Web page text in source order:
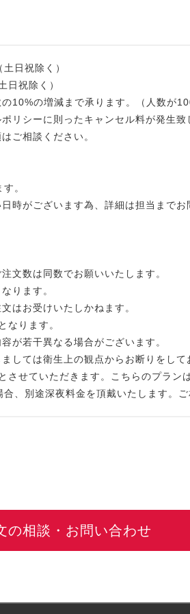
日祝除く）
日祝除く）
10%の増減まで承ります。（人数が
リシーに則ったキャンセル料が発生致
ご相談ください。
。
時がございます為、詳細は担当までお
文数は同数でお願いいたします。
ります。
はお受けいたしかねます。
なります。
が若干異なる場合がございます。
しては衛生上の観点からお断りをして
せていただきます。こちらのプラン
、別途深夜料金を頂戴いたします。ご
の相談・お問い合わせ